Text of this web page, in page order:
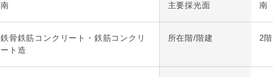
南 主要採光面 南
鉄骨鉄筋コンクリート・鉄筋コンクリ
ート造
所在階/階建 2